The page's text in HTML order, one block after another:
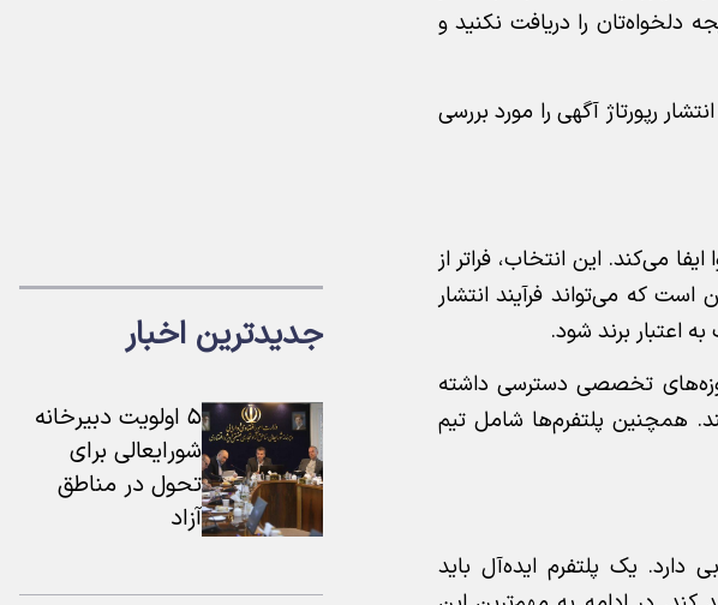
دلخواه‌تان را دریافت نکنید و
رپورتاژ آگهی را مورد بررسی
می‌کند. این انتخاب، فراتر از
که می‌تواند فرآیند انتشار
اعتبار برند شود.
حوزه‌های تخصصی دسترسی داشته
همچنین پلتفرم‌ها شامل تیم
دارد. یک پلتفرم ایده‌آل باید
جدیدترین اخبار
۵ اولویت دبیرخانه
شورایعالی برای
تحول در مناطق
آزاد